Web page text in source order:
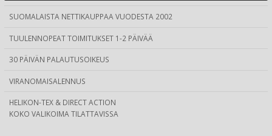
SUOMALAISTA NETTIKAUPPAA VUODESTA 2002
TUULENNOPEAT TOIMITUKSET 1-2 PÄIVÄÄ
30 PÄIVÄN PALAUTUSOIKEUS
VIRANOMAISALENNUS
HELIKON-TEX & DIRECT ACTION
KOKO VALIKOIMA TILATTAVISSA